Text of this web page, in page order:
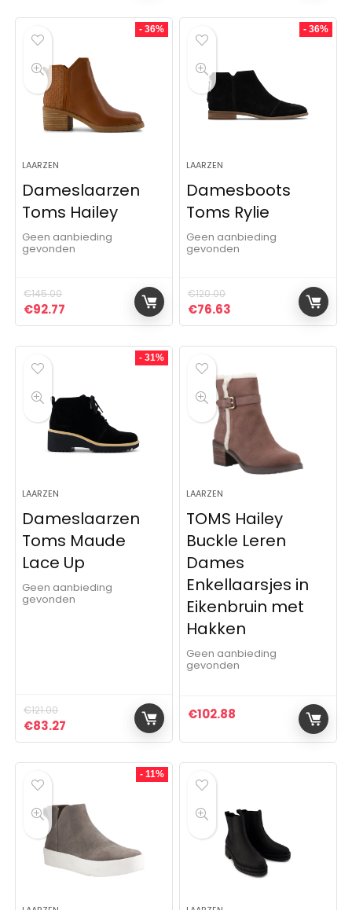
- 36%
LAARZEN
Dameslaarzen
Toms Hailey
Geen aanbieding
gevonden
€145.00
Oorspronkelijke prijs was: €145.00.
€92.77 Huidige prijs is: €92.77.
- 36%
LAARZEN
Damesboots
Toms Rylie
Geen aanbieding
gevonden
€120.00
Oorspronkelijke prijs was:
€76.63 Huidige prijs is:
- 31%
LAARZEN
Dameslaarzen
Toms Maude
Lace Up
Geen aanbieding
gevonden
€121.00
Oorspronkelijke prijs was: €121.00.
€83.27 Huidige prijs is: €83.27.
LAARZEN
TOMS Hailey
Buckle Leren
Dames
Enkellaarsjes in
Eikenbruin met
Hakken
Geen aanbieding
gevonden
€102.88
- 11%